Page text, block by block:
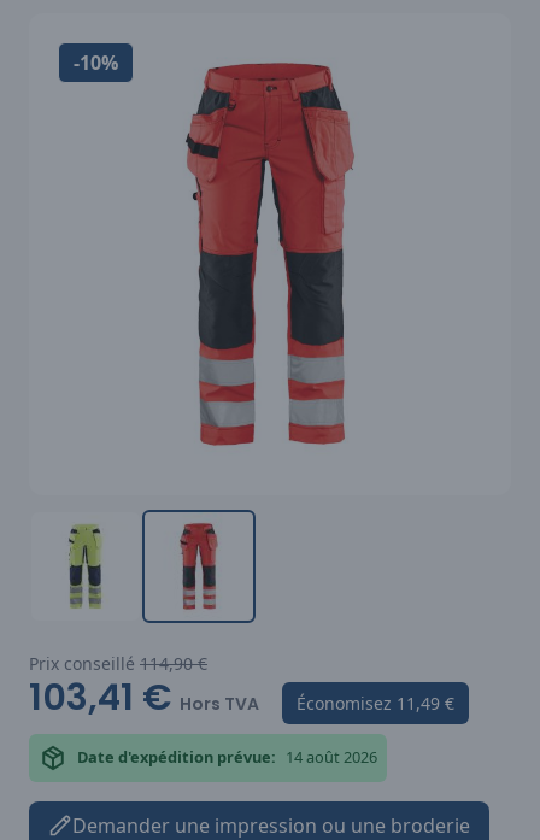
-10%
Prix conseillé 114,90 €
103,41 € Hors TVA Économisez 11,49 €
Date d'expédition prévue: 14 août 2026
Demander une impression ou une broderie